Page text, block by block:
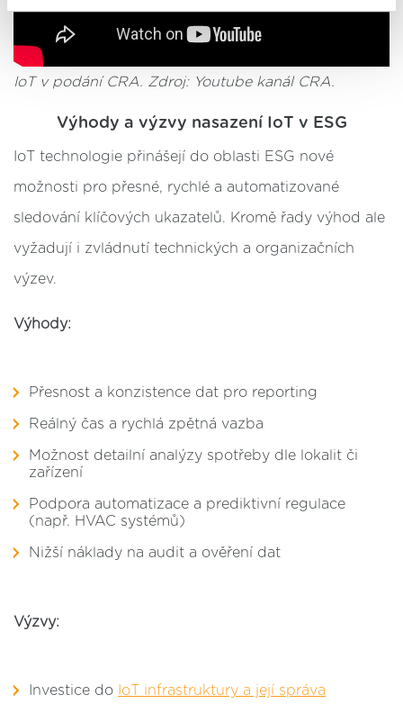
možnosti můžete kdykoliv změnit nebo odvolat souhlas
ve svém nastavení.
IoT v podání CRA. Zdroj: Youtube kanál CRA.
Výhody a výzvy nasazení IoT v ESG
IoT technologie přinášejí do oblasti ESG nové
možnosti pro přesné, rychlé a automatizované
sledování klíčových ukazatelů. Kromě řady výhod ale
vyžadují i zvládnutí technických a organizačních
výzev.
Výhody:
Přesnost a konzistence dat pro reporting
Reálný čas a rychlá zpětná vazba
Možnost detailní analýzy spotřeby dle lokalit či
zařízení
Podpora automatizace a prediktivní regulace
(např. HVAC systémů)
Nižší náklady na audit a ověření dat
Výzvy:
Investice do IoT infrastruktury a její správa